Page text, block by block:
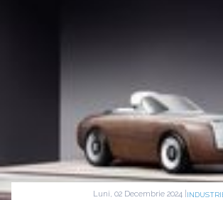
Luni, 02 Decembrie 2024 |